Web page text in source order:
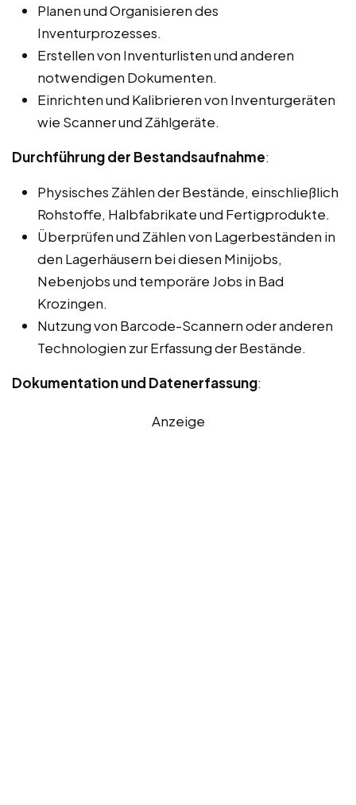
Planen und Organisieren des
Inventurprozesses.
Erstellen von Inventurlisten und anderen
notwendigen Dokumenten.
Einrichten und Kalibrieren von Inventurgeräten
wie Scanner und Zählgeräte.
Durchführung der Bestandsaufnahme:
Physisches Zählen der Bestände, einschließlich
Rohstoffe, Halbfabrikate und Fertigprodukte.
Überprüfen und Zählen von Lagerbeständen in
den Lagerhäusern bei diesen Minijobs,
Nebenjobs und temporäre Jobs in Bad
Krozingen.
Nutzung von Barcode-Scannern oder anderen
Technologien zur Erfassung der Bestände.
Dokumentation und Datenerfassung:
Anzeige